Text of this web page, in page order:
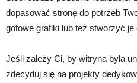
dopasować stronę do potrzeb
gotowe grafiki lub też stworzyć je
Jeśli zależy Ci, by witryna była
zdecyduj się na projekty